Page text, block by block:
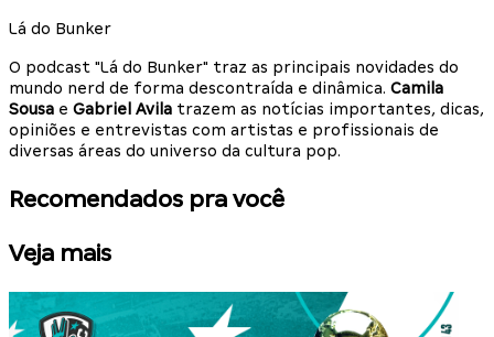
Lá do Bunker
O podcast "Lá do Bunker" traz as principais novidades do
mundo nerd de forma descontraída e dinâmica. Camila
Sousa e Gabriel Avila trazem as notícias importantes, dicas,
opiniões e entrevistas com artistas e profissionais de
diversas áreas do universo da cultura pop.
Recomendados pra você
Veja mais